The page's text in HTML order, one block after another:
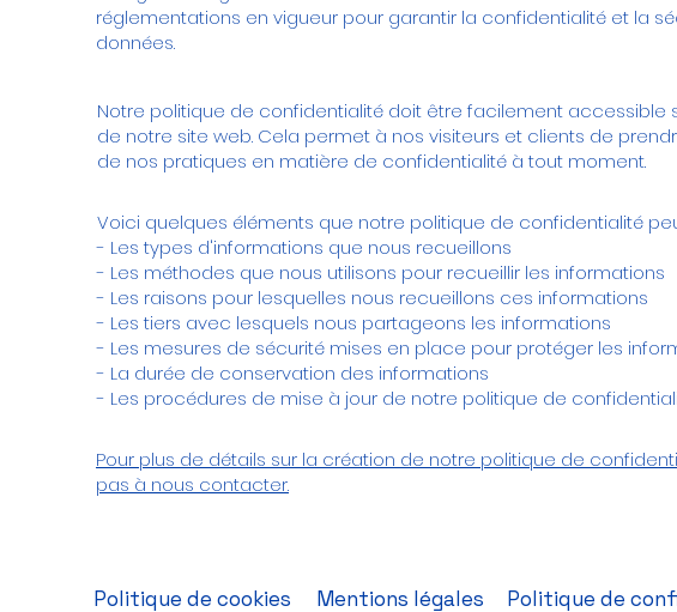
réglementations en vigueur pour garantir la confidentialité et la
données.
Notre politique de confidentialité doit être facilement accessible
de notre site web. Cela permet à nos visiteurs et clients de
de nos pratiques en matière de confidentialité à tout moment.
Voici quelques éléments que notre politique de confidentialité
- Les types d'informations que nous recueillons
- Les méthodes que nous utilisons pour recueillir les informations
- Les raisons pour lesquelles nous recueillons ces informations
- Les tiers avec lesquels nous partageons les informations
- Les mesures de sécurité mises en place pour protéger les
- La durée de conservation des informations
- Les procédures de mise à jour de notre politique de
Pour plus de détails sur la création de notre politique de
pas à nous contacter.
Politique de cookies Mentions légales Politique de